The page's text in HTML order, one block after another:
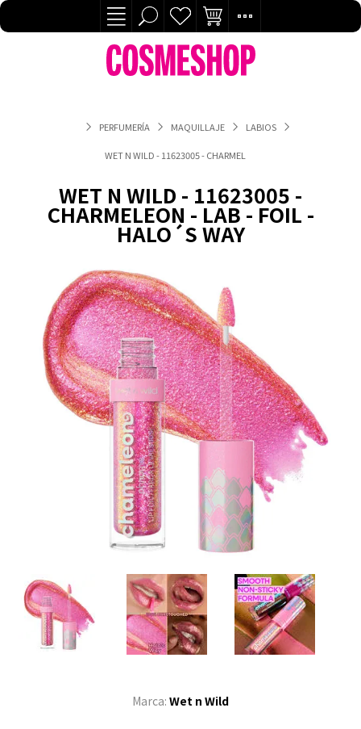
PERFUMERÍA MAQUILLAJE LABIOS
WET N WILD - 11623005 - CHARMELEON - LAB - FOIL - HALO´S
WET N WILD - 11623005 -
CHARMELEON - LAB - FOIL -
HALO´S WAY
Marca: Wet n Wild